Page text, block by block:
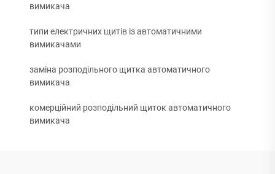
вимикача
типи електричних щитів із автоматичними
вимикачами
заміна розподільного щитка автоматичного
вимикача
комерційний розподільний щиток автоматичного
вимикача